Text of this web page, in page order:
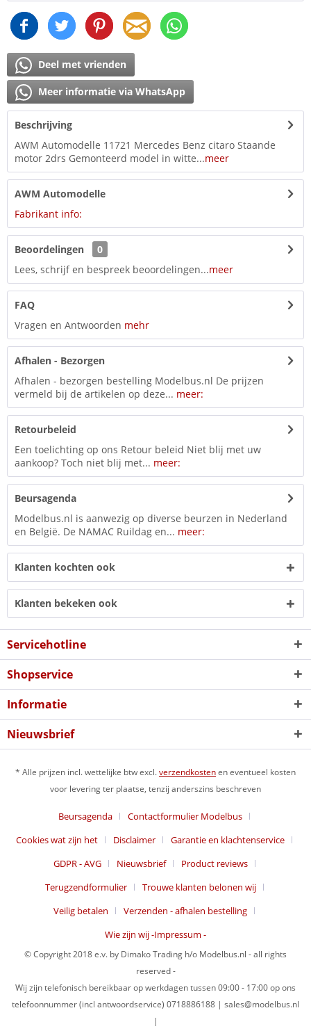
Deel met vrienden
Meer informatie via WhatsApp
Beschrijving
AWM Automodelle 11721 Mercedes Benz citaro Staande
motor 2drs Gemonteerd model in witte...meer
AWM Automodelle
Fabrikant info:
Beoordelingen
0
Lees, schrijf en bespreek beoordelingen...meer
FAQ
Vragen en Antwoorden mehr
Afhalen - Bezorgen
Afhalen - bezorgen bestelling Modelbus.nl De prijzen
vermeld bij de artikelen op deze... meer:
Retourbeleid
Een toelichting op ons Retour beleid Niet blij met uw
aankoop? Toch niet blij met... meer:
Beursagenda
Modelbus.nl is aanwezig op diverse beurzen in Nederland
en België. De NAMAC Ruildag en... meer:
Klanten kochten ook
Klanten bekeken ook
Servicehotline
Shopservice
Informatie
Nieuwsbrief
* Alle prijzen incl. wettelijke btw excl.verzendkostenen eventueel kosten
voor levering ter plaatse, tenzij anderszins beschreven
Beursagenda
Contactformulier Modelbus
Cookies wat zijn het
Disclaimer
Garantie en klachtenservice
GDPR - AVG
Nieuwsbrief
Product reviews
Terugzendformulier
Trouwe klanten belonen wij
Veilig betalen
Verzenden - afhalen bestelling
Wie zijn wij -Impressum -
© Copyright 2018 e.v. by Dimako Trading h/o Modelbus.nl - all rights
reserved -
Wij zijn telefonisch bereikbaar op werkdagen tussen 09:00 - 17:00 op ons
telefoonnummer (incl antwoordservice) 0718886188 | sales@modelbus.nl
|